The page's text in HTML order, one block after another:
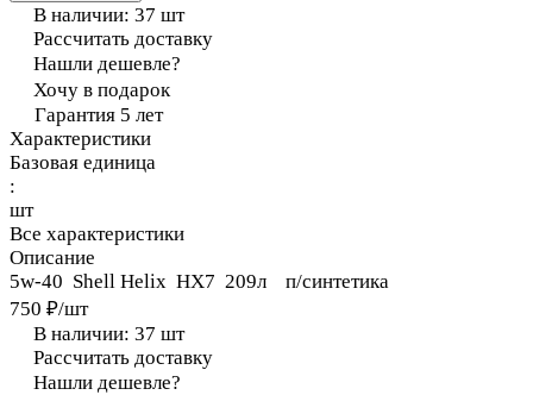
В наличии: 37 шт
Рассчитать доставку
Нашли дешевле?
Хочу в подарок
Гарантия 5 лет
Характеристики
Базовая единица
:
шт
Все характеристики
Описание
5w-40 Shell Helix HX7 209л п/синтетика
750 ₽/шт
В наличии: 37 шт
Рассчитать доставку
Нашли дешевле?